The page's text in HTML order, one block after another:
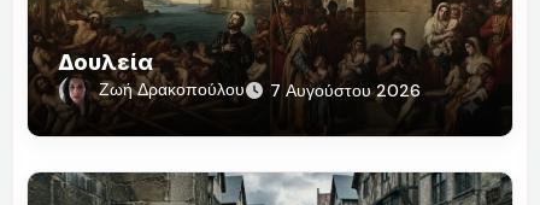
Δουλεία
Ζωή Δρακοπούλου 7 Αυγούστου 2026